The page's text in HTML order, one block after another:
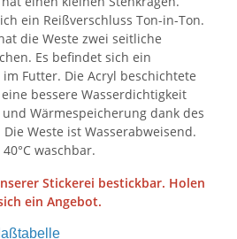
ein Reißverschluss Ton-in-Ton.
die Weste zwei seitliche
Es befindet sich ein
Futter. Die Acryl beschichtete
bessere Wasserdichtigkeit
Wärmespeicherung dank des
Weste ist Wasserabweisend.
40°C waschbar.
Stickerei bestickbar. Holen
ein Angebot.